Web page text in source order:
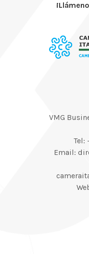
VMG
Tel:
Email: